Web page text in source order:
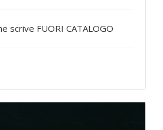
scrive FUORI CATALOGO